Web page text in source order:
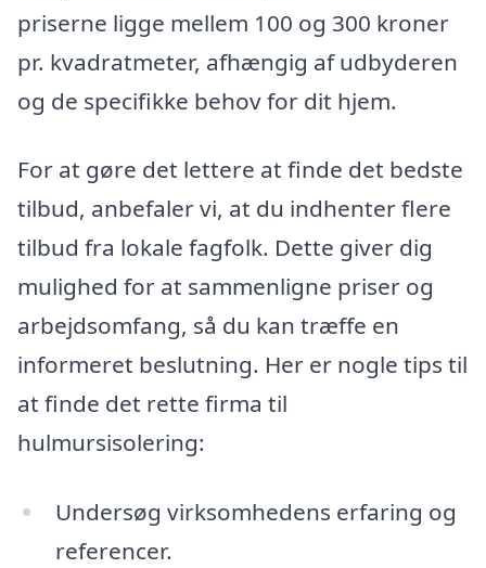
priserne ligge mellem 100 og 300 kroner
pr. kvadratmeter, afhængig af udbyderen
og de specifikke behov for dit hjem.
For at gøre det lettere at finde det bedste
tilbud, anbefaler vi, at du indhenter flere
tilbud fra lokale fagfolk. Dette giver dig
mulighed for at sammenligne priser og
arbejdsomfang, så du kan træffe en
informeret beslutning. Her er nogle tips til
at finde det rette firma til
hulmursisolering:
Undersøg virksomhedens erfaring og
referencer.